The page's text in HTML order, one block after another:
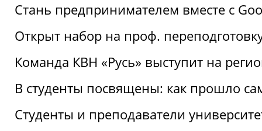
Стань предпринимателем вместе с
Открыт набор на проф.
Команда КВН «Русь» выступит на
В студенты посвящены: как прошло
Студенты и преподаватели